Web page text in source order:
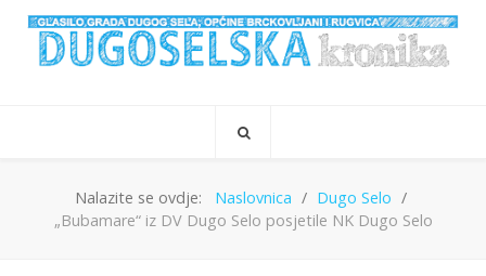
Nalazite se ovdje: Naslovnica
Dugo Selo
„Bubamare“ iz DV Dugo Selo posjetile NK Dugo Selo